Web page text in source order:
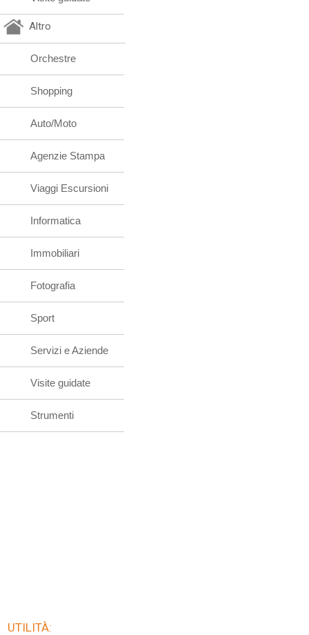
Altro
Orchestre
Shopping
Auto/Moto
Agenzie Stampa
Viaggi Escursioni
Informatica
Immobiliari
Fotografia
Sport
Servizi e Aziende
Visite guidate
Strumenti
UTILITÀ: